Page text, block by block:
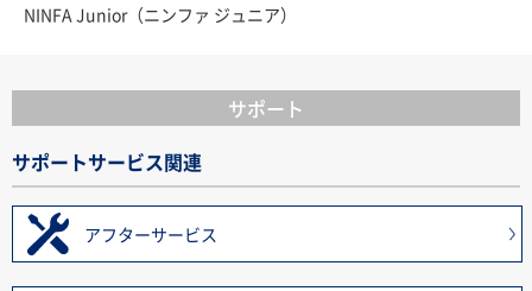
NINFA Junior（ニンファ ジュニア）
サポート
サポートサービス関連
アフターサービス